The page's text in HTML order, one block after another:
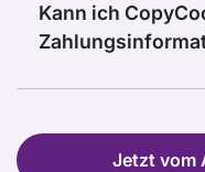
Kann ich
Jetzt vom